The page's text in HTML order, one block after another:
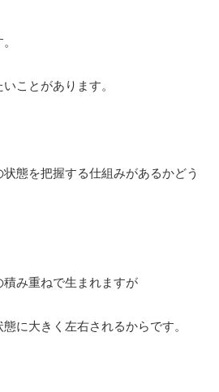
ことがあります。
態を把握する仕組みがあるかどう
み重ねで生まれますが
に大きく左右されるからです。